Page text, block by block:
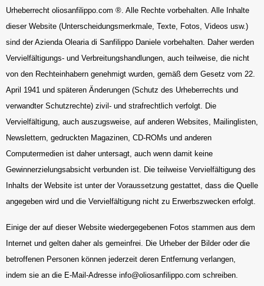
Urheberrecht oliosanfilippo.com ®. Alle Rechte vorbehalten. Alle Inhalte
dieser Website (Unterscheidungsmerkmale, Texte, Fotos, Videos usw.)
sind der Azienda Olearia di Sanfilippo Daniele vorbehalten. Daher werden
Vervielfältigungs- und Verbreitungshandlungen, auch teilweise, die nicht
von den Rechteinhabern genehmigt wurden, gemäß dem Gesetz vom 22.
April 1941 und späteren Änderungen (Schutz des Urheberrechts und
verwandter Schutzrechte) zivil- und strafrechtlich verfolgt. Die
Vervielfältigung, auch auszugsweise, auf anderen Websites, Mailinglisten,
Newslettern, gedruckten Magazinen, CD-ROMs und anderen
Computermedien ist daher untersagt, auch wenn damit keine
Gewinnerzielungsabsicht verbunden ist. Die teilweise Vervielfältigung des
Inhalts der Website ist unter der Voraussetzung gestattet, dass die Quelle
angegeben wird und die Vervielfältigung nicht zu Erwerbszwecken erfolgt.
Einige der auf dieser Website wiedergegebenen Fotos stammen aus dem
Internet und gelten daher als gemeinfrei. Die Urheber der Bilder oder die
betroffenen Personen können jederzeit deren Entfernung verlangen,
indem sie an die E-Mail-Adresse info@oliosanfilippo.com schreiben.